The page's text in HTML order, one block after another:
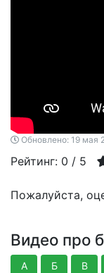
Обновлено: 19 мая
Рейтинг: 0 / 5
Пожалуйста,
Видео про
А Б В